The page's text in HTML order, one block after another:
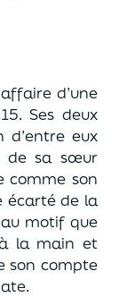
d’une
Ses deux
d’entre eux
de sa sœur
comme son
écarté de la
motif que
la main et
son compte